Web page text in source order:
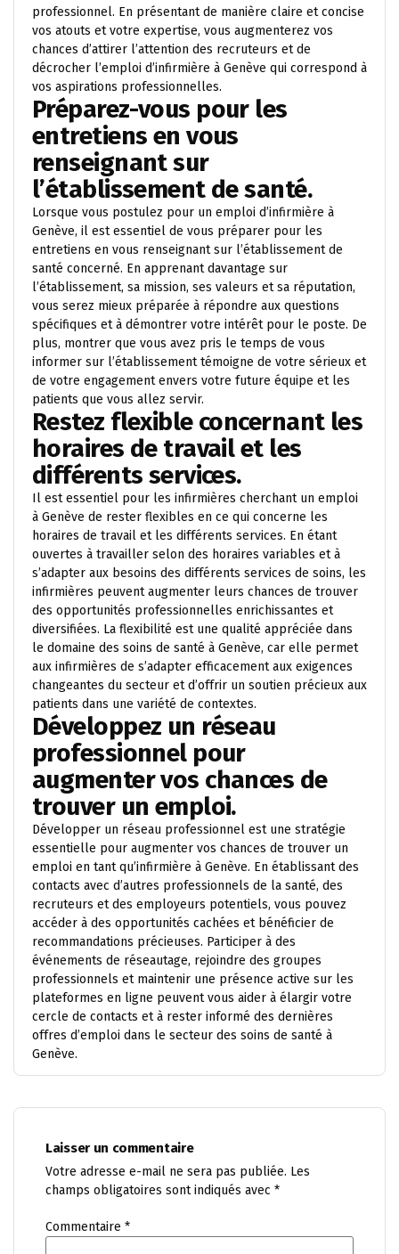
professionnel. En présentant de manière claire et concise
vos atouts et votre expertise, vous augmenterez vos
chances d’attirer l’attention des recruteurs et de
décrocher l’emploi d’infirmière à Genève qui correspond à
vos aspirations professionnelles.
Préparez-vous pour les
entretiens en vous
renseignant sur
l’établissement de santé.
Lorsque vous postulez pour un emploi d’infirmière à
Genève, il est essentiel de vous préparer pour les
entretiens en vous renseignant sur l’établissement de
santé concerné. En apprenant davantage sur
l’établissement, sa mission, ses valeurs et sa réputation,
vous serez mieux préparée à répondre aux questions
spécifiques et à démontrer votre intérêt pour le poste. De
plus, montrer que vous avez pris le temps de vous
informer sur l’établissement témoigne de votre sérieux et
de votre engagement envers votre future équipe et les
patients que vous allez servir.
Restez flexible concernant les
horaires de travail et les
différents services.
Il est essentiel pour les infirmières cherchant un emploi
à Genève de rester flexibles en ce qui concerne les
horaires de travail et les différents services. En étant
ouvertes à travailler selon des horaires variables et à
s’adapter aux besoins des différents services de soins, les
infirmières peuvent augmenter leurs chances de trouver
des opportunités professionnelles enrichissantes et
diversifiées. La flexibilité est une qualité appréciée dans
le domaine des soins de santé à Genève, car elle permet
aux infirmières de s’adapter efficacement aux exigences
changeantes du secteur et d’offrir un soutien précieux aux
patients dans une variété de contextes.
Développez un réseau
professionnel pour
augmenter vos chances de
trouver un emploi.
Développer un réseau professionnel est une stratégie
essentielle pour augmenter vos chances de trouver un
emploi en tant qu’infirmière à Genève. En établissant des
contacts avec d’autres professionnels de la santé, des
recruteurs et des employeurs potentiels, vous pouvez
accéder à des opportunités cachées et bénéficier de
recommandations précieuses. Participer à des
événements de réseautage, rejoindre des groupes
professionnels et maintenir une présence active sur les
plateformes en ligne peuvent vous aider à élargir votre
cercle de contacts et à rester informé des dernières
offres d’emploi dans le secteur des soins de santé à
Genève.
Laisser un commentaire
Votre adresse e-mail ne sera pas publiée. Les
champs obligatoires sont indiqués avec *
Commentaire *